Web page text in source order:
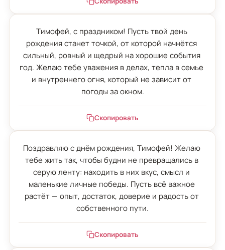
Тимофей, с праздником! Пусть твой день
рождения станет точкой, от которой начнётся
сильный, ровный и щедрый на хорошие события
год. Желаю тебе уважения в делах, тепла в семье
и внутреннего огня, который не зависит от
погоды за окном.
Скопировать
Поздравляю с днём рождения, Тимофей! Желаю
тебе жить так, чтобы будни не превращались в
серую ленту: находить в них вкус, смысл и
маленькие личные победы. Пусть всё важное
растёт — опыт, достаток, доверие и радость от
собственного пути.
Скопировать